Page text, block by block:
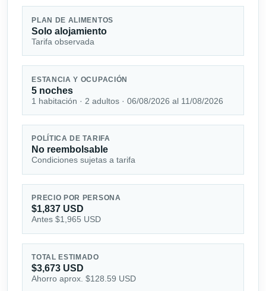
PLAN DE ALIMENTOS
Solo alojamiento
Tarifa observada
ESTANCIA Y OCUPACIÓN
5 noches
1 habitación · 2 adultos · 06/08/2026 al 11/08/2026
POLÍTICA DE TARIFA
No reembolsable
Condiciones sujetas a tarifa
PRECIO POR PERSONA
$1,837 USD
Antes $1,965 USD
TOTAL ESTIMADO
$3,673 USD
Ahorro aprox. $128.59 USD